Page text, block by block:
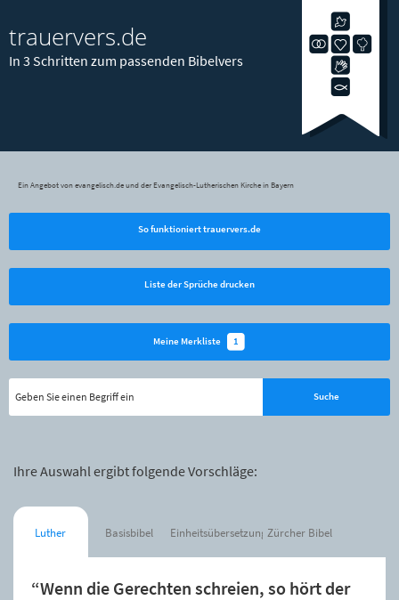
trauervers.de
In 3 Schritten zum passenden Bibelvers
Ein Angebot von evangelisch.de und der Evangelisch-Lutherischen Kirche in Bayern
So funktioniert trauervers.de
Liste der Sprüche drucken
Meine Merkliste 1
Ihre Auswahl ergibt folgende Vorschläge:
Luther Basisbibel Einheitsübersetzung Zürcher Bibel
“Wenn die Gerechten schreien, so hört der